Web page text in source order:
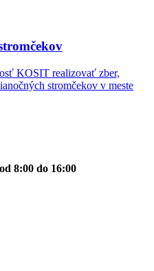
KOSIT realizovať zber,
stromčekov v meste
8:00 do 16:00